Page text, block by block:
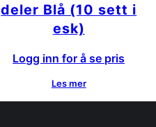
deler Blå (10 sett i
esk)
Logg inn for å se pris
Les mer